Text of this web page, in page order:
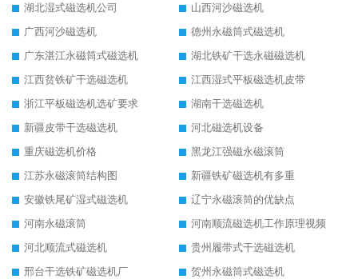
湖北湿式磁选机公司
山西河沙磁选机
广西河沙磁选机
德州永磁筒式磁选机
广东湛江永磁筒式磁选机
湖北铁矿干选永磁磁选机
江西贫铁矿干选磁选机
江西湿式平板磁选机皮带
浙江平板磁选机选矿要求
湖南干选磁选机
新疆皮带干选磁选机
河北磁选机设备
重庆磁选机价格
黑龙江强磁永磁滚筒
江苏永磁滚筒结构图
新疆铁矿磁选机有多重
安徽铁尾矿湿式磁选机
辽宁永磁滚筒的优缺点
河南永磁滚筒
河南顺流磁选机工作原理视频
河北顺流式磁选机
贵州履带式干选磁选机
邢台干选铁矿磁选机厂
贺州永磁筒式磁选机